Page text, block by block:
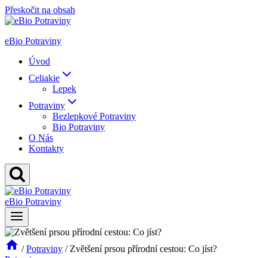
Přeskočit na obsah
eBio Potraviny
Úvod
Celiakie
Lepek
Potraviny
Bezlepkové Potraviny
Bio Potraviny
O Nás
Kontakty
eBio Potraviny
/ Potraviny / Zvětšení prsou přírodní cestou: Co jíst?